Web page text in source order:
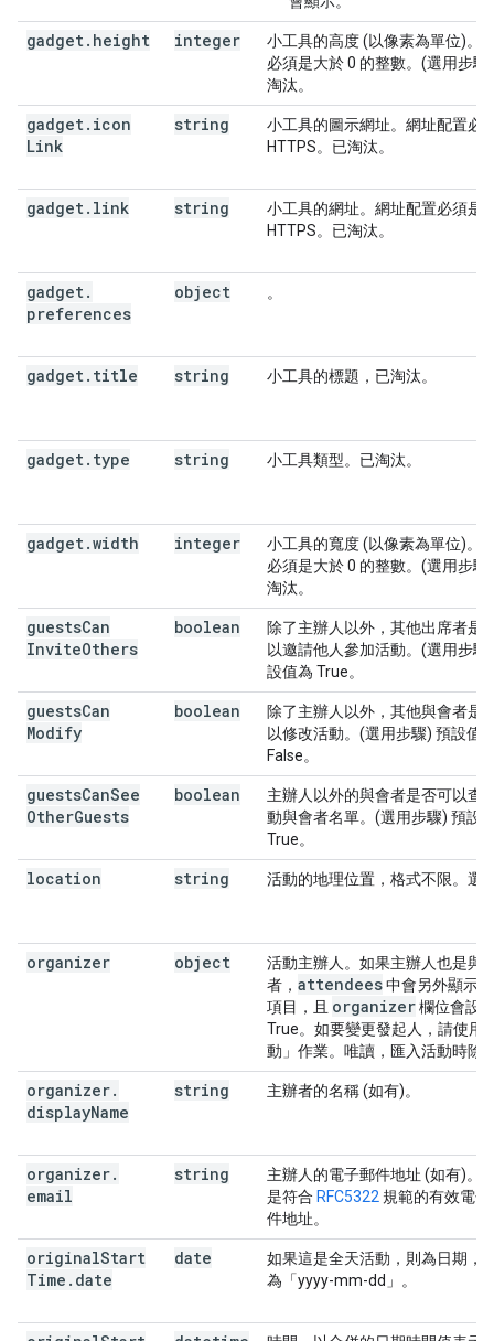
gadget. height integer
小工具的高度 (以像素為單位)。
必須是大於 0 的整數。(選用步驟
淘汰。
gadget. icon
Link
string
小工具的圖示網址。網址配置必
HTTPS。已淘汰。
gadget. link string
小工具的網址。網址配置必須是
HTTPS。已淘汰。
gadget.
preferences
object 。
gadget. title string 小工具的標題，已淘汰。
gadget. type string 小工具類型。已淘汰。
gadget.width integer
小工具的寬度 (以像素為單位)。
必須是大於 0 的整數。(選用步驟
淘汰。
guestsCan
InviteOthers
boolean
除了主辦人以外，其他出席者是
以邀請他人參加活動。(選用步驟
設值為 True。
guestsCan
Modify
boolean
除了主辦人以外，其他與會者是
以修改活動。(選用步驟) 預設值
False。
guestsCanSee
OtherGuests
boolean
主辦人以外的與會者是否可以查
動與會者名單。(選用步驟) 預設
True。
location string 活動的地理位置，格式不限。選
organizer object
活動主辦人。如果主辦人也是與
者， attendees中會另外顯示
項目，且 organizer欄位會設
True。如要變更發起人，請使用
動」 作業。唯讀，匯入活動時除
organizer.
displayName
string 主辦者的名稱 (如有)。
organizer.
email
string
主辦人的電子郵件地址 (如有)。
是符合 RFC5322 規範的有效電子
件地址。
originalStart
Time . date
date
如果這是全天活動，則為日期，
為「yyyy-mm-dd」。